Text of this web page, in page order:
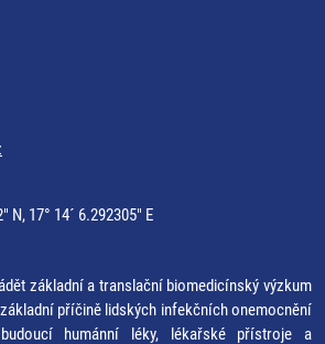
N, 17° 14´ 6.292305" E
základní a translační biomedicínský výzkum
příčině lidských infekčních onemocnění
humánní léky, lékařské přístroje a